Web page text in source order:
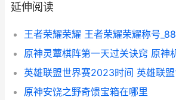
延伸阅读
王者荣耀荣耀 王者荣耀荣耀称号_88
原神安饶之野奇馈宝箱在哪里